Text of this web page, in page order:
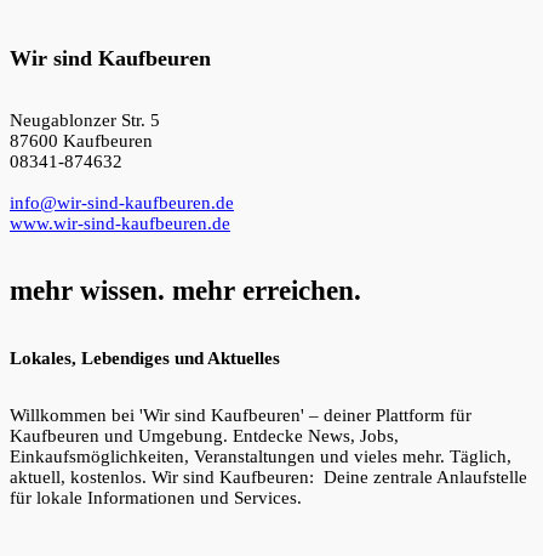
Wir sind Kaufbeuren
Neugablonzer Str. 5
87600 Kaufbeuren
08341-874632
info@wir-sind-kaufbeuren.de
www.wir-sind-kaufbeuren.de
mehr wissen. mehr erreichen.
Lokales, Lebendiges und Aktuelles
Willkommen bei 'Wir sind Kaufbeuren' – deiner Plattform für
Kaufbeuren und Umgebung. Entdecke News, Jobs,
Einkaufsmöglichkeiten, Veranstaltungen und vieles mehr. Täglich,
aktuell, kostenlos. Wir sind Kaufbeuren: Deine zentrale Anlaufstelle
für lokale Informationen und Services.